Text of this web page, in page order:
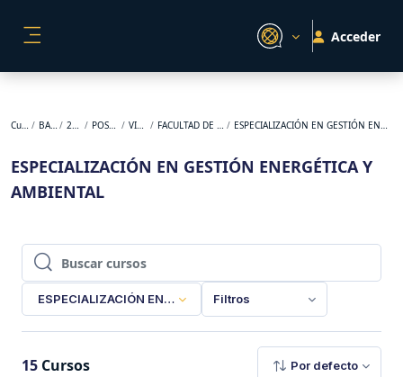
Acceder
Cursos BACKUP 2026-1 POSGRADO VIRTUAL FACULTAD DE INGENIERÍA ESPECIALIZACIÓN EN GESTIÓN ENERGÉTICA Y AMBIENTAL
ESPECIALIZACIÓN EN GESTIÓN ENERGÉTICA Y
AMBIENTAL
Buscar cursos
Buscar cursos
ESPECIALIZACIÓN EN GESTIÓN ENERGÉTICA Y AMBIENTAL
Filtros
15 Cursos Por defecto